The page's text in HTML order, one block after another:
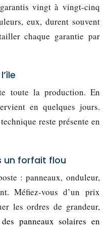
vingt à vingt-cinq
eux, durent souvent
chaque garantie par
toute la production. En
en quelques jours.
reste présente en
un forfait flou
: panneaux, onduleur,
Méfiez-vous d’un prix
les ordres de grandeur,
panneaux solaires en